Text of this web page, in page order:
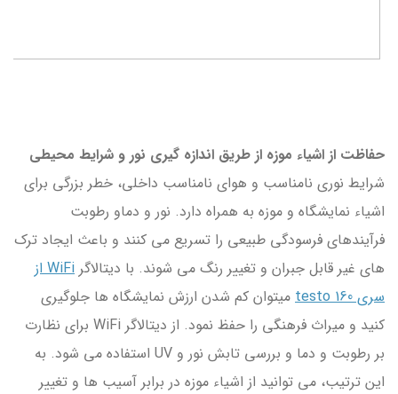
حفاظت از اشیاء موزه از طریق اندازه گیری نور و شرایط محیطی
شرایط نوری نامناسب و هوای نامناسب داخلی، خطر بزرگی برای
اشیاء نمایشگاه و موزه به همراه دارد. نور و دماو رطوبت
فرآیندهای فرسودگی طبیعی را تسریع می کنند و باعث ایجاد ترک
های غیر قابل جبران و تغییر رنگ می شوند. با دیتالاگر
WiFi از
سری testo 160
میتوان کم شدن ارزش نمایشگاه ها جلوگیری
کنید و میراث فرهنگی را حفظ نمود. از دیتالاگر WiFi برای نظارت
بر رطوبت و دما و بررسی تابش نور و UV استفاده می شود. به
این ترتیب، می توانید از اشیاء موزه در برابر آسیب ها و تغییر